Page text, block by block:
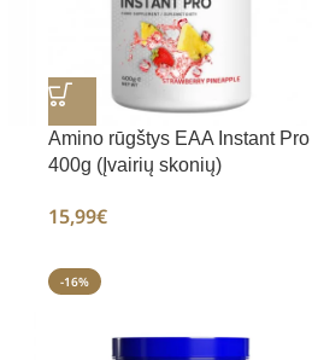
Amino rūgštys EAA Instant Pro
400g (Įvairių skonių)
15,99€
-16%